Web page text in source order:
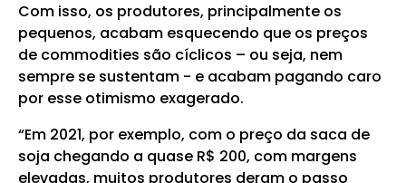
Com isso, os produtores, principalmente os
pequenos, acabam esquecendo que os preços
de commodities são cíclicos – ou seja, nem
sempre se sustentam - e acabam pagando caro
por esse otimismo exagerado.
“Em 2021, por exemplo, com o preço da saca de
soja chegando a quase R$ 200, com margens
elevadas, muitos produtores deram o passo